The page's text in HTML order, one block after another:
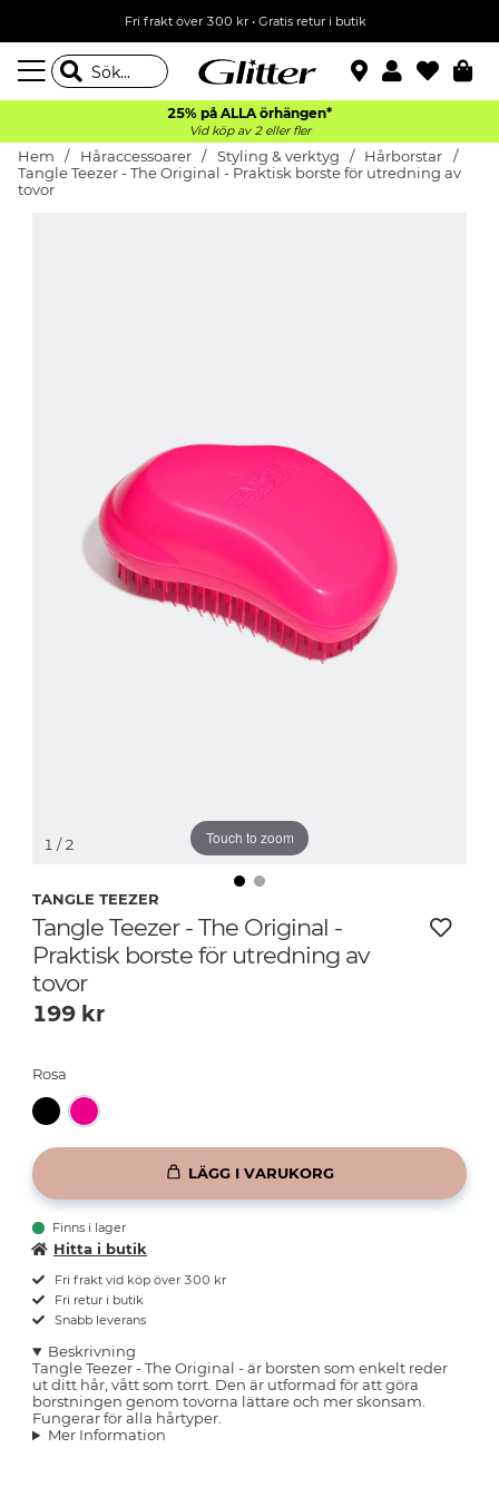
Fri frakt över 300 kr• Gratis retur i butik
25% på ALLA örhängen*
Vid köp av 2 eller fler
Hem Håraccessoarer Styling & verktyg
Hårborstar
Tangle Teezer - The Original - Praktisk borste för utredning av
tovor
Touch to zoom
1 / 2
TANGLE TEEZER
Tangle Teezer - The Original -
Praktisk borste för utredning av
tovor
199 kr
Rosa
LÄGG I VARUKORG
Finns i lager
Hitta i butik
Fri frakt vid köp över 300 kr
Fri retur i butik
Snabb leverans
Beskrivning
Tangle Teezer - The Original - är borsten som enkelt reder
ut ditt hår, vått som torrt. Den är utformad för att göra
borstningen genom tovorna lättare och mer skonsam.
Fungerar för alla hårtyper.
Mer Information